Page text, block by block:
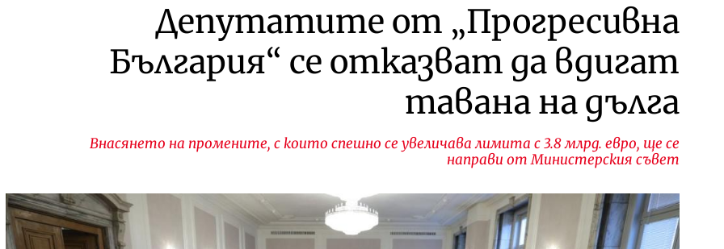
Депутатите от „Прогресивна
България“ се отказват да вдигат
тавана на дълга
Внасянето на промените, с които спешно се увеличава лимита с 3.8 млрд. евро, ще се
направи от Министерския съвет